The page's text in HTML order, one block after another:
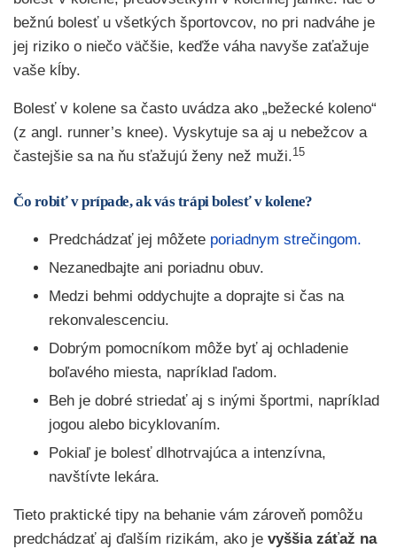
bežnú bolesť u všetkých športovcov, no pri nadváhe je
jej riziko o niečo väčšie, keďže váha navyše zaťažuje
vaše kĺby.
Bolesť v kolene sa často uvádza ako „bežecké koleno“
(z angl. runner’s knee). Vyskytuje sa aj u nebežcov a
častejšie sa na ňu sťažujú ženy než muži.15
Čo robiť v prípade, ak vás trápi bolesť v kolene?
Predchádzať jej môžete poriadnym strečingom.
Nezanedbajte ani poriadnu obuv.
Medzi behmi oddychujte a doprajte si čas na
rekonvalescenciu.
Dobrým pomocníkom môže byť aj ochladenie
boľavého miesta, napríklad ľadom.
Beh je dobré striedať aj s inými športmi, napríklad
jogou alebo bicyklovaním.
Pokiaľ je bolesť dlhotrvajúca a intenzívna,
navštívte lekára.
Tieto praktické tipy na behanie vám zároveň pomôžu
predchádzať aj ďalším rizikám, ako je vyššia záťaž na